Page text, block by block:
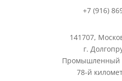
+7 (916)
141707,
г.
Промышленный
78-й